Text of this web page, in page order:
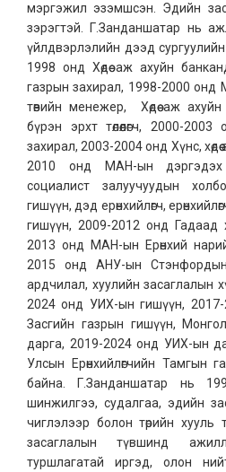
мэргэжил эзэмшсэн. Эдийн
зэрэгтэй. Г.Занданшатар нь
үйлдвэрлэлийн дээд
1998 онд Хөдөө аж ахуйн
газрын захирал, 1998-2000 онд
төвийн менежер, Хөдөө аж
бүрэн эрхт төлөөлөгч, 2000-
захирал, 2003-2004 онд Хүнс,
2010 онд МАН-ын дэргэдэх
социалист залуучуудын
гишүүн, дэд ерөнхийлөгч,
гишүүн, 2009-2012 онд Гадаад
2013 онд МАН-ын Ерөнхий
2015 онд АНУ-ын Стэнфордын
ардчилал, хуулийн засаглалын
2024 онд УИХ-ын гишүүн,
Засгийн газрын гишүүн,
дарга, 2019-2024 онд УИХ-ын
Улсын Ерөнхийлөгчийн Тамгын
байна. Г.Занданшатар нь
шинжилгээ, судалгаа, эдийн
чиглэлээр болон төрийн хууль
засаглалын түвшинд
туршлагатай иргэд, олон